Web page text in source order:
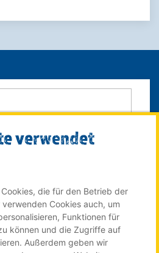
STARTEN
& Co. KG - ein Unternehmen im
verwendet
die für den Betrieb der
Cookies auch, um
Funktionen für
können und die Zugriffe auf
Außerdem geben wir